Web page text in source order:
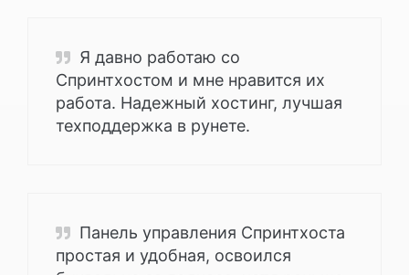
Я давно работаю со
Спринтхостом и мне нравится их
работа. Надежный хостинг, лучшая
техподдержка в рунете.
Панель управления Спринтхоста
простая и удобная, освоился